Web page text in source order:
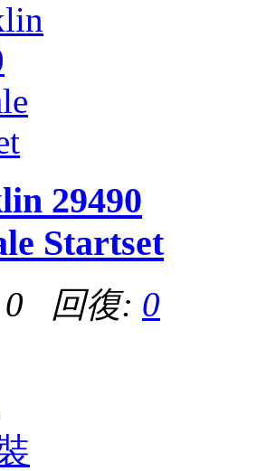
29490
Startset
0 回復: 0